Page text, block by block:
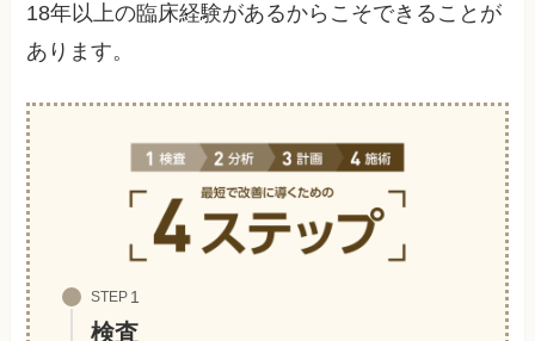
18年以上の臨床経験があるからこそできることが
あります。
STEP
検査